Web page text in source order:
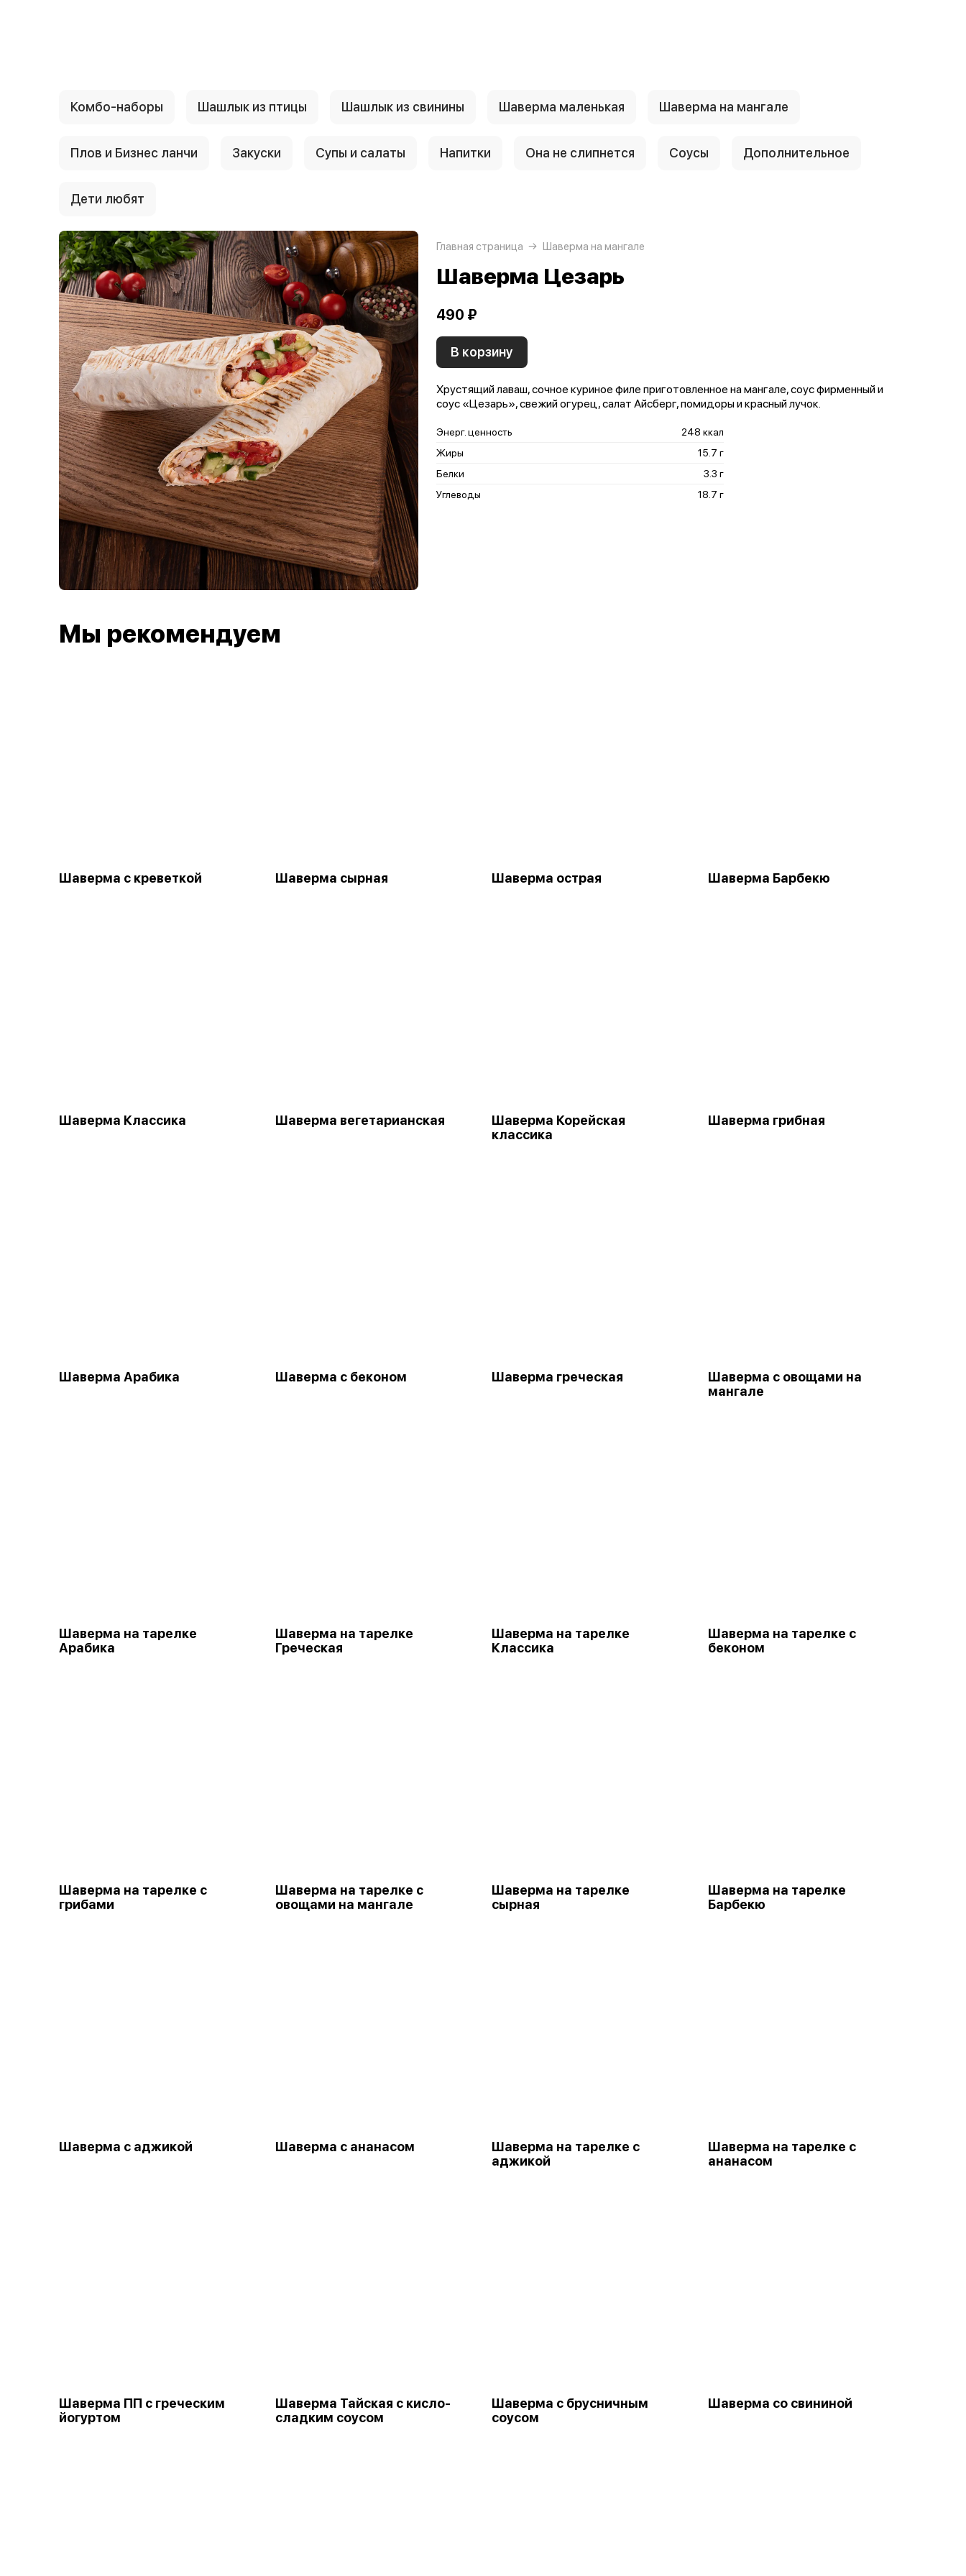
Комбо-наборы Шашлык из птицы Шашлык из свинины Шаверма маленькая Шаверма на мангале
Плов и Бизнес ланчи Закуски Супы и салаты Напитки Она не слипнется Соусы Дополнительное
Дети любят
Главная страница Шаверма на мангале
Шаверма Цезарь
490 ₽
В корзину
Хрустящий лаваш, сочное куриное филе приготовленное на мангале, соус фирменный и
соус «Цезарь», свежий огурец, салат Айсберг, помидоры и красный лучок.
Энерг. ценность
248 ккал
Жиры
15.7 г
Белки
3.3 г
Углеводы
18.7 г
Мы рекомендуем
Шаверма с креветкой Шаверма сырная Шаверма острая Шаверма Барбекю
Шаверма Классика Шаверма вегетарианская
Шаверма Корейская
классика
Шаверма грибная
Шаверма Арабика Шаверма с беконом Шаверма греческая
Шаверма с овощами на
мангале
Шаверма на тарелке
Арабика
Шаверма на тарелке
Греческая
Шаверма на тарелке
Классика
Шаверма на тарелке с
беконом
Шаверма на тарелке с
грибами
Шаверма на тарелке с
овощами на мангале
Шаверма на тарелке
сырная
Шаверма на тарелке
Барбекю
Шаверма с аджикой Шаверма с ананасом
Шаверма на тарелке с
аджикой
Шаверма на тарелке с
ананасом
Шаверма ПП с греческим
йогуртом
Шаверма Тайская с кисло-
сладким соусом
Шаверма с брусничным
соусом
Шаверма со свининой